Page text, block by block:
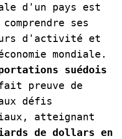
d'un pays est
ses
d'activité et
suédois
preuve de
défis
atteignant
de dollars en